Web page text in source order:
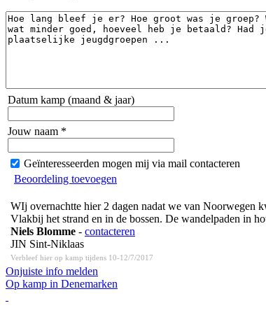
Datum kamp (maand & jaar)
Jouw naam *
Geïnteresseerden mogen mij via mail contacteren
Beoordeling toevoegen
WIj overnachtte hier 2 dagen nadat we van Noorwegen
Vlakbij het strand en in de bossen. De wandelpaden in
Niels Blomme - contacteren
JIN Sint-Niklaas
Verbleef hier op kamp tijdens 10-12/7/2017
Onjuiste info melden
Op kamp in Denemarken